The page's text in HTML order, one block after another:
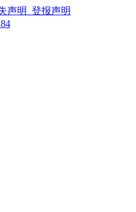
声明_登报声明